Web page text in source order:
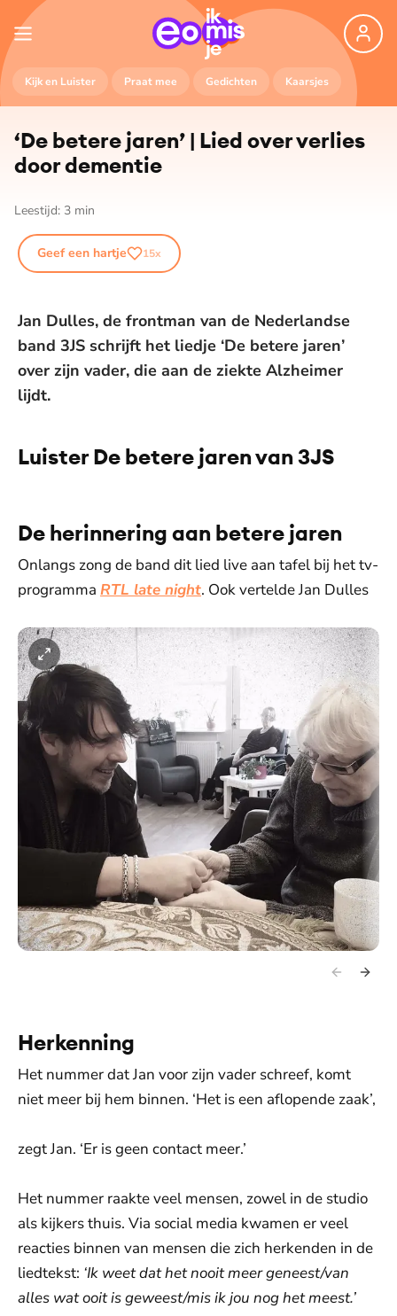
Kijk en Luister Praat mee Gedichten Kaarsjes
‘De betere jaren’ | Lied over verlies
door dementie
Leestijd: 3 min
Geef een hartje 15x
Jan Dulles, de frontman van de Nederlandse
band 3JS schrijft het liedje ‘De betere jaren’
over zijn vader, die aan de ziekte Alzheimer
lijdt.
Luister De betere jaren van 3JS
De weergave van deze video vereist jouw
toestemming voor social media cookies.
De herinnering aan betere jaren
Onlangs zong de band dit lied live aan tafel bij het tv-
programma RTL late night. Ook vertelde Jan Dulles
Herkenning
Het nummer dat Jan voor zijn vader schreef, komt
niet meer bij hem binnen. ‘Het is een aflopende zaak’,
zegt Jan. ‘Er is geen contact meer.’
Het nummer raakte veel mensen, zowel in de studio
als kijkers thuis. Via social media kwamen er veel
reacties binnen van mensen die zich herkenden in de
liedtekst: ‘Ik weet dat het nooit meer geneest/van
alles wat ooit is geweest/mis ik jou nog het meest.’